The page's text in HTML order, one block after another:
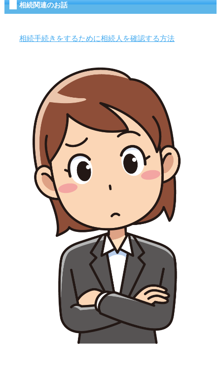
相続関連のお話
相続手続きをするために相続人を確認する方法